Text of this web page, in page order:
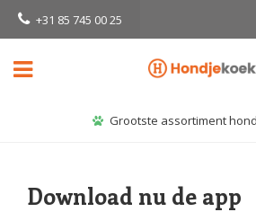
+31 85 745 00 25
Grootste assortiment
Download nu de app